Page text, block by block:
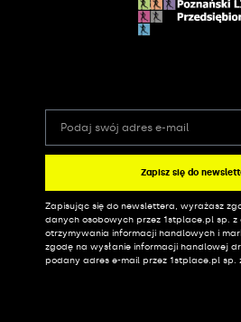
Zapisz się do
Alternative:
Zapisując się do newslettera, wyrażasz
danych osobowych przez 1stplace.pl sp. z
otrzymywania informacji handlowych i
zgodę na wysłanie informacji handlowej
podany adres e-mail przez 1stplace.pl sp.